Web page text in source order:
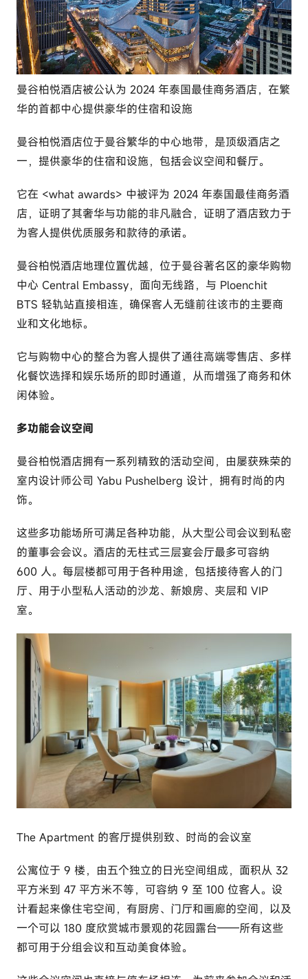
o
u
r
c
o
m
曼谷柏悦酒店被公认为 2024 年泰国最佳商务酒店，在繁
华的首都中心提供豪华的住宿和设施
曼谷柏悦酒店位于曼谷繁华的中心地带，是顶级酒店之
一，提供豪华的住宿和设施，包括会议空间和餐厅。
它在 <what awards> 中被评为 2024 年泰国最佳商务酒
店，证明了其奢华与功能的非凡融合，证明了酒店致力于
为客人提供优质服务和款待的承诺。
曼谷柏悦酒店地理位置优越，位于曼谷著名区的豪华购物
中心 Central Embassy，面向无线路，与 Ploenchit
BTS 轻轨站直接相连，确保客人无缝前往该市的主要商
业和文化地标。
它与购物中心的整合为客人提供了通往高端零售店、多样
化餐饮选择和娱乐场所的即时通道，从而增强了商务和休
闲体验。
多功能会议空间
曼谷柏悦酒店拥有一系列精致的活动空间，由屡获殊荣的
室内设计师公司 Yabu Pushelberg 设计，拥有时尚的内
饰。
这些多功能场所可满足各种功能，从大型公司会议到私密
的董事会会议。酒店的无柱式三层宴会厅最多可容纳
600 人。每层楼都可用于各种用途，包括接待客人的门
厅、用于小型私人活动的沙龙、新娘房、夹层和 VIP
室。
The Apartment 的客厅提供别致、时尚的会议室
公寓位于 9 楼，由五个独立的日光空间组成，面积从 32
平方米到 47 平方米不等，可容纳 9 至 100 位客人。设
计看起来像住宅空间，有厨房、门厅和画廊的空间，以及
一个可以 180 度欣赏城市景观的花园露台——所有这些
都可用于分组会议和互动美食体验。